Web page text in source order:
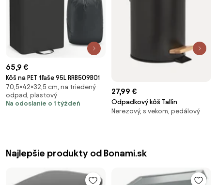
65,9 €
Kôš na PET fľaše 95L RRB509B01
70,5×42×32,5 cm, na triedený
odpad, plastový
Na odoslanie o 1 týždeň
27,99 €
Odpadkový kôš Tallin
Nerezový, s vekom, pedálový
Najlepšie produkty od Bonami.sk